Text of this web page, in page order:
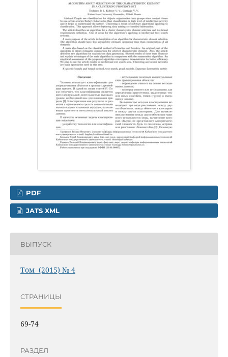
PDF
JATS XML
ВЫПУСК
Том (2015) № 4
СТРАНИЦЫ
69-74
РАЗДЕЛ